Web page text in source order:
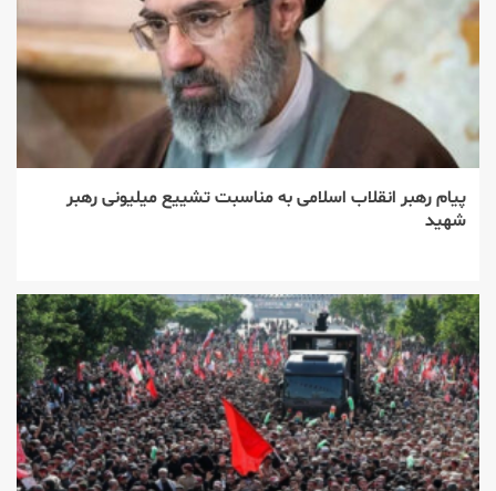
پیام رهبر انقلاب اسلامی به مناسبت تشییع میلیونی رهبر
شهید